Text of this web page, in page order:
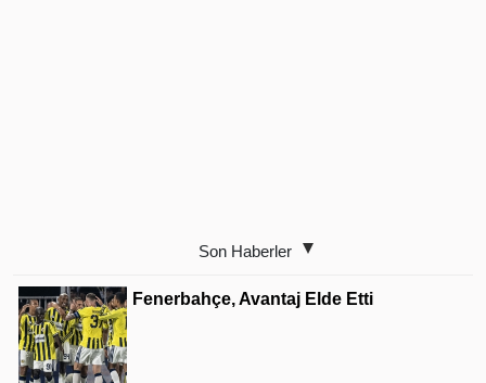
Son Haberler
Fenerbahçe, Avantaj Elde Etti